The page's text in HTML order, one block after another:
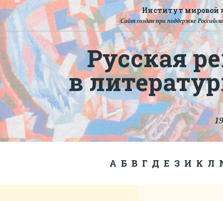
Институт мировой
Сайт создан при поддержке
Русская
в
А Б В Г Д Е З И К Л